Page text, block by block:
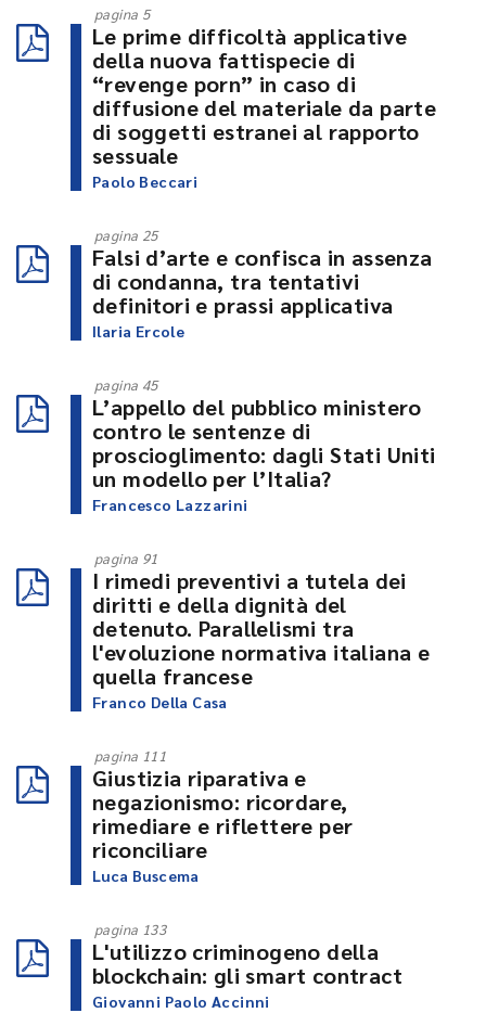
pagina 5
Le prime difficoltà applicative
della nuova fattispecie di
“revenge porn” in caso di
diffusione del materiale da parte
di soggetti estranei al rapporto
sessuale
Paolo Beccari
pagina 25
Falsi d’arte e confisca in assenza
di condanna, tra tentativi
definitori e prassi applicativa
Ilaria Ercole
pagina 45
L’appello del pubblico ministero
contro le sentenze di
proscioglimento: dagli Stati Uniti
un modello per l’Italia?
Francesco Lazzarini
pagina 91
I rimedi preventivi a tutela dei
diritti e della dignità del
detenuto. Parallelismi tra
l'evoluzione normativa italiana e
quella francese
Franco Della Casa
pagina 111
Giustizia riparativa e
negazionismo: ricordare,
rimediare e riflettere per
riconciliare
Luca Buscema
pagina 133
L'utilizzo criminogeno della
blockchain: gli smart contract
Giovanni Paolo Accinni